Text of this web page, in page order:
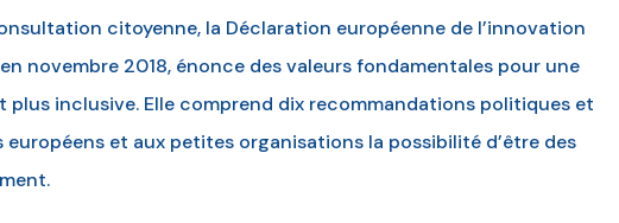
citoyenne, la Déclaration européenne de l’innovation
novembre 2018, énonce des valeurs fondamentales pour une
plus inclusive. Elle comprend dix recommandations politiques et
européens et aux petites organisations la possibilité d’être des